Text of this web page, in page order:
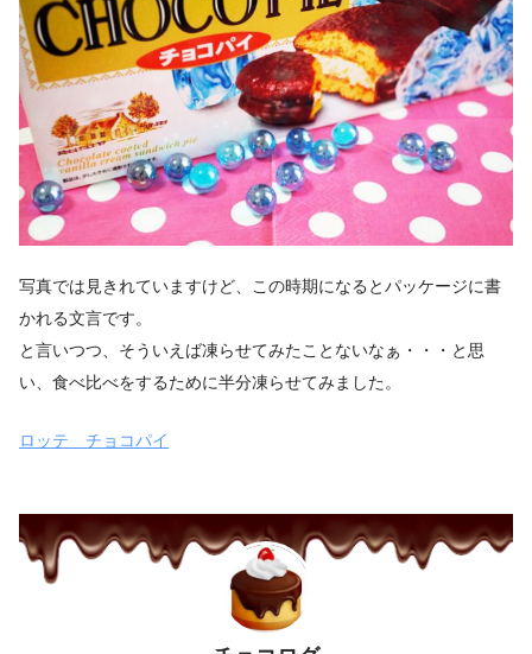
写真では見きれていますけど、この時期になるとパッケージに書
かれる文言です。
と言いつつ、そういえば凍らせてみたことないなぁ・・・と思
い、食べ比べをするために半分凍らせてみました。
ロッテ チョコパイ